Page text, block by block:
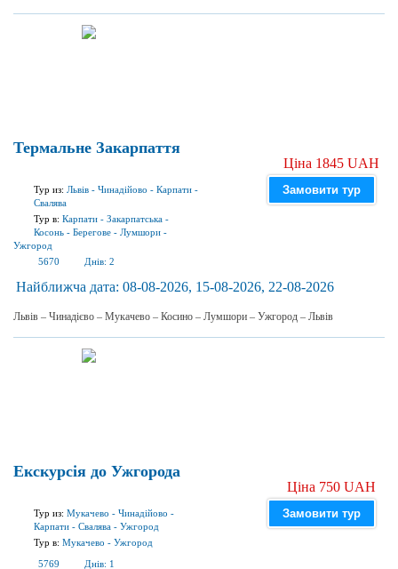
Термальне Закарпаття
Тур из: Львів - Чинадійово - Карпати -
Свалява
Тур в: Карпати - Закарпатська -
Косонь - Берегове - Лумшори -
Ужгород
5670
Днів: 2
Ціна 1845 UAH
Замовити тур
Найближча дата: 08-08-2026, 15-08-2026, 22-08-2026
Львів – Чинадієво – Мукачево – Косино – Лумшори – Ужгород – Львів
Екскурсія до Ужгорода
Тур из: Мукачево - Чинадійово -
Карпати - Свалява - Ужгород
Тур в: Мукачево - Ужгород
5769
Днів: 1
Ціна 750 UAH
Замовити тур